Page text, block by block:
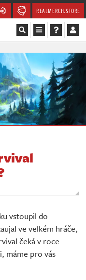
REALMERCH.STORE
vstoupil do
ve velkém hráče,
čeká v roce
máme pro vás